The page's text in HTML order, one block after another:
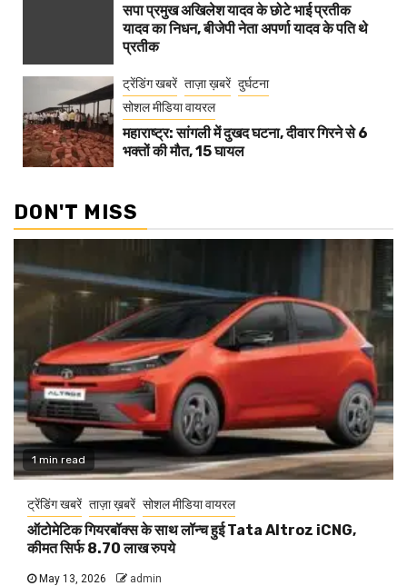
सपा प्रमुख अखिलेश यादव के छोटे भाई प्रतीक
यादव का निधन, बीजेपी नेता अपर्णा यादव के पति थे
प्रतीक
ट्रेंडिंग खबरें ताज़ा ख़बरें दुर्घटना
सोशल मीडिया वायरल
महाराष्ट्र: सांगली में दुखद घटना, दीवार गिरने से 6
भक्तों की मौत, 15 घायल
DON'T MISS
1 min read
ट्रेंडिंग खबरें ताज़ा ख़बरें सोशल मीडिया वायरल
ऑटोमेटिक गियरबॉक्स के साथ लॉन्च हुई Tata Altroz iCNG,
कीमत सिर्फ 8.70 लाख रुपये
May 13, 2026 admin